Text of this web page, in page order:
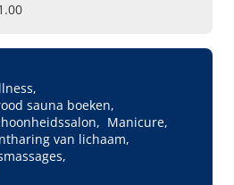
sauna boeken
Manicure
van lichaam